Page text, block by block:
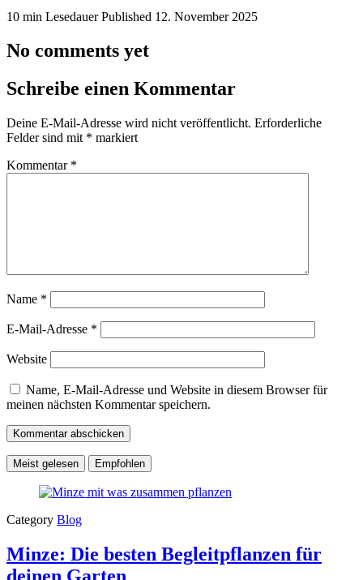
10 min LesedauerPublished 12. November 2025
No comments yet
Schreibe einen Kommentar
Deine E-Mail-Adresse wird nicht veröffentlicht. Erforderliche
Felder sind mit * markiert
Kommentar *
Name *
E-Mail-Adresse *
Website
Name, E-Mail-Adresse und Website in diesem Browser für
meinen nächsten Kommentar speichern.
Meist gelesen Empfohlen
Category Blog
Minze: Die besten Begleitpflanzen für